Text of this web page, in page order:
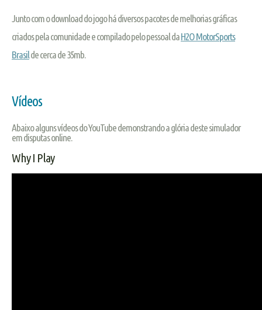
Junto com o download do jogo há diversos pacotes de melhorias gráficas
criados pela comunidade e compilado pelo pessoal daH2O MotorSports
Brasilde cerca de 35mb.
Vídeos
Abaixo alguns vídeos do YouTube demonstrando a glória deste simulador
em disputas online.
Why I Play